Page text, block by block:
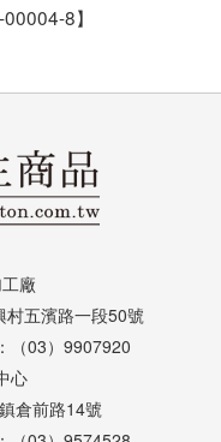
8】
廠
五濱路一段50號
（03）9907920
心
倉前路14號